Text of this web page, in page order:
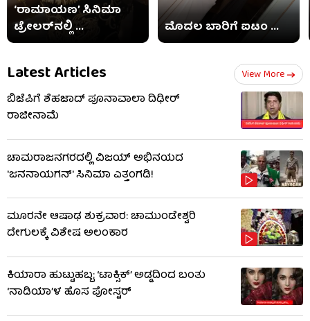
‘ರಾಮಾಯಣ’ ಸಿನಿಮಾ
ಟ್ರೇಲರ್​​ನಲ್ಲಿ ...
ಮೊದಲ ಬಾರಿಗೆ ಐಟಂ ...
Latest Articles View More
ಬಿಜೆಪಿಗೆ ಶೆಹಜಾದ್ ಪೂನಾವಾಲಾ ದಿಢೀರ್
ರಾಜೀನಾಮೆ
ಚಾಮರಾಜನಗರದಲ್ಲಿ ವಿಜಯ್ ಅಭಿನಯದ
'ಜನನಾಯಗನ್' ಸಿನಿಮಾ ಎತ್ತಂಗಡಿ!
ಮೂರನೇ ಆಷಾಢ ಶುಕ್ರವಾರ: ಚಾಮುಂಡೇಶ್ವರಿ
ದೇಗುಲಕ್ಕೆ ವಿಶೇಷ ಅಲಂಕಾರ
ಕಿಯಾರಾ ಹುಟ್ಟುಹಬ್ಬ: ‘ಟಾಕ್ಸಿಕ್’ ಅಡ್ಡದಿಂದ ಬಂತು
‘ನಾಡಿಯಾ’ಳ ಹೊಸ ಪೋಸ್ಟರ್